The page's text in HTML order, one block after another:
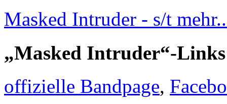
Masked Intruder - s/t
„Masked Intruder“-
offizielle Bandpage,